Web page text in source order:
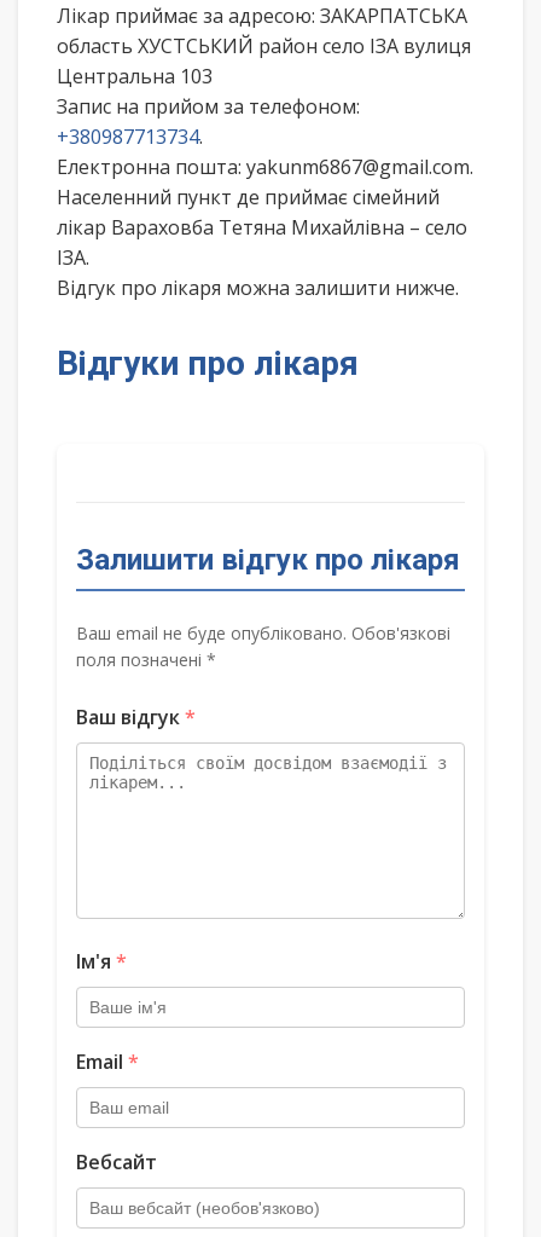
Лікар приймає за адресою: ЗАКАРПАТСЬКА
область ХУСТСЬКИЙ район село ІЗА вулиця
Центральна 103
Запис на прийом за телефоном:
+380987713734.
Електронна пошта: yakunm6867@gmail.com.
Населенний пункт де приймає сімейний
лікар Вараховба Тетяна Михайлівна – село
ІЗА.
Відгук про лікаря можна залишити нижче.
Відгуки про лікаря
Залишити відгук про лікаря
Ваш email не буде опубліковано. Обов'язкові
поля позначені *
Ваш відгук*
Ім'я *
Email *
Вебсайт